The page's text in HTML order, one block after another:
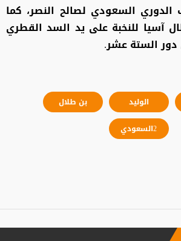
السعودي لصالح النصر، كما
آسيا للنخبة على يد السد القطري
دور الستة عشر.
الوليد
بن طلال
2السعودي